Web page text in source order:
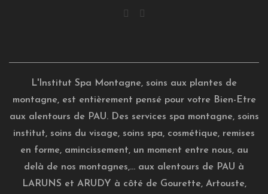
L'Institut Spa Montagne, soins aux plantes de
montagne, est entièrement pensé pour votre Bien-Etre
aux alentours de PAU. Des services spa montagne, soins
institut, soins du visage, soins spa, cosmétique, remises
en forme, amincissement, un moment entre nous, au
delà de nos montagnes,... aux alentours de PAU à
LARUNS et ARUDY à côté de Gourette, Artouste,